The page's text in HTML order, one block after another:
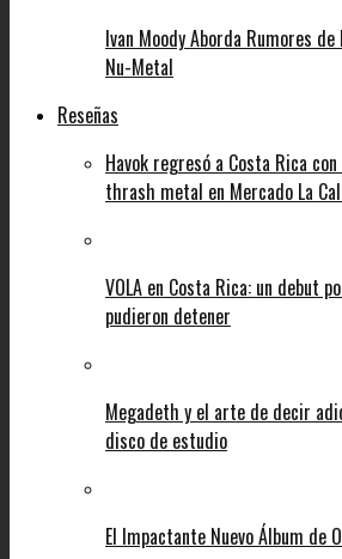
Ivan Moody Aborda Rumores
Nu-Metal
Reseñas
Havok regresó a Costa Rica
thrash metal en Mercado La
VOLA en Costa Rica: un debut
pudieron detener
Megadeth y el arte de decir
disco de estudio
El Impactante Nuevo Álbum de